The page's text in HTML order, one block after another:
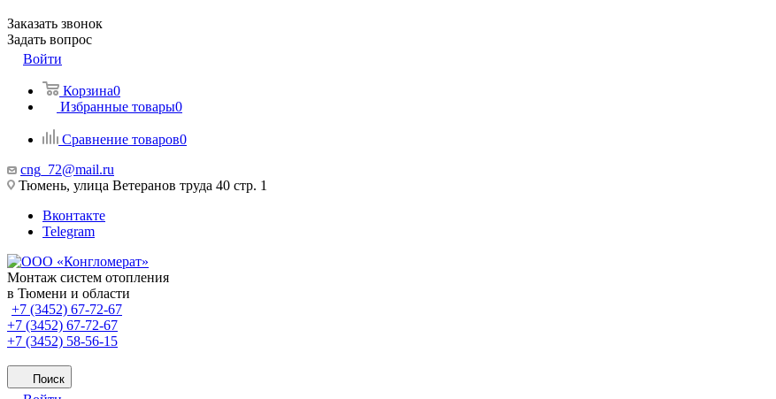
Заказать звонок
Задать вопрос
Войти
Корзина0
Избранные товары0
Сравнение товаров0
cng_72@mail.ru
Тюмень, улица Ветеранов труда 40 стр. 1
Вконтакте
Telegram
Монтаж систем отопления
в Тюмени и области
+7 (3452) 67-72-67
+7 (3452) 67-72-67
+7 (3452) 58-56-15
Поиск